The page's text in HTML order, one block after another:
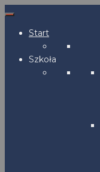
Start
Szkoła